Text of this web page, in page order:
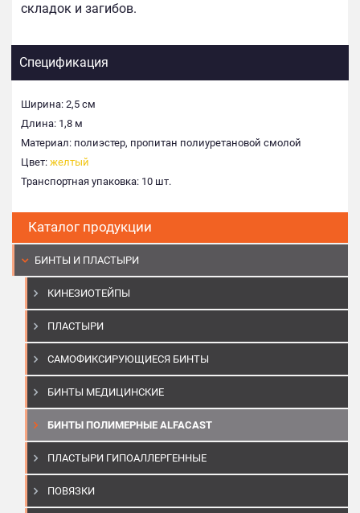
Каталог продукции
БИНТЫ И ПЛАСТЫРИ
КИНЕЗИОТЕЙПЫ
ПЛАСТЫРИ
САМОФИКСИРУЮЩИЕСЯ БИНТЫ
БИНТЫ МЕДИЦИНСКИЕ
БИНТЫ ПОЛИМЕРНЫЕ ALFACAST
ПЛАСТЫРИ ГИПОАЛЛЕРГЕННЫЕ
ПОВЯЗКИ
складок и загибов.
Спецификация
Ширина: 2,5 см
Длина: 1,8 м
Материал: полиэстер, пропитан полиуретановой смолой
Цвет: желтый
Транспортная упаковка: 10 шт.